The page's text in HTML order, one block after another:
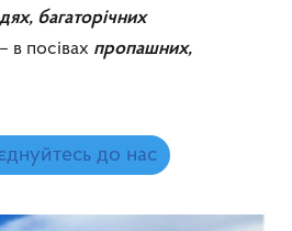
багаторічних
в посівах пропашних,
до нас